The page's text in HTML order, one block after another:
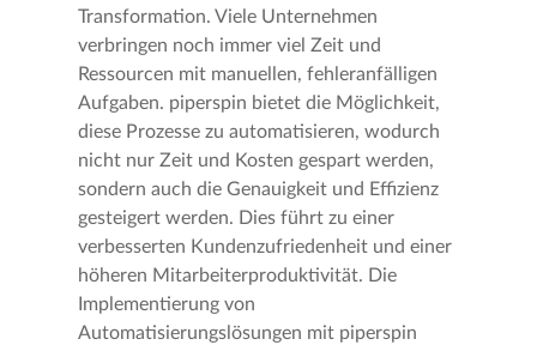
Transformation. Viele Unternehmen
verbringen noch immer viel Zeit und
Ressourcen mit manuellen, fehleranfälligen
Aufgaben. piperspin bietet die Möglichkeit,
diese Prozesse zu automatisieren, wodurch
nicht nur Zeit und Kosten gespart werden,
sondern auch die Genauigkeit und Effizienz
gesteigert werden. Dies führt zu einer
verbesserten Kundenzufriedenheit und einer
höheren Mitarbeiterproduktivität. Die
Implementierung von
Automatisierungslösungen mit piperspin